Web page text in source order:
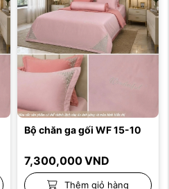
Bộ chăn ga gối WF 15-10
7,300,000VND
Thêm giỏ hàng